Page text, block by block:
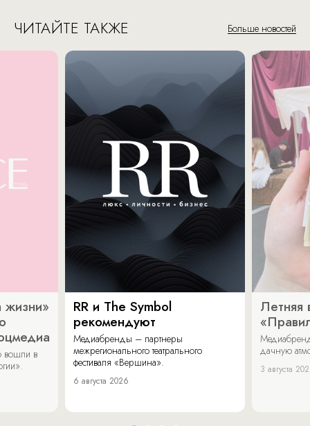
ЧИТАЙТЕ ТАКЖЕ Больше новостей
жизни»
вошли в
RR и The Symbol
рекомендуют
Медиабренды – партнеры
межрегионального театрального
фестиваля «Вершина».
6 августа 2026
Летняя
дачную
3 августа